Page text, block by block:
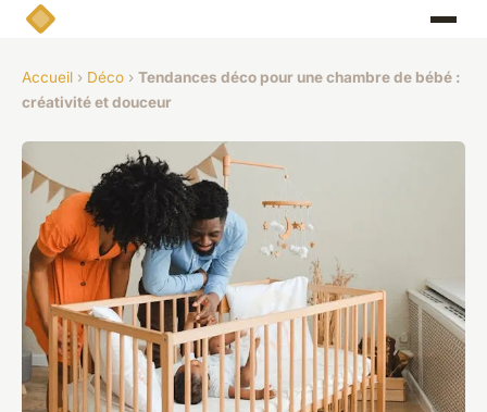
Accueil › Déco › Tendances déco pour une chambre de bébé :
créativité et douceur